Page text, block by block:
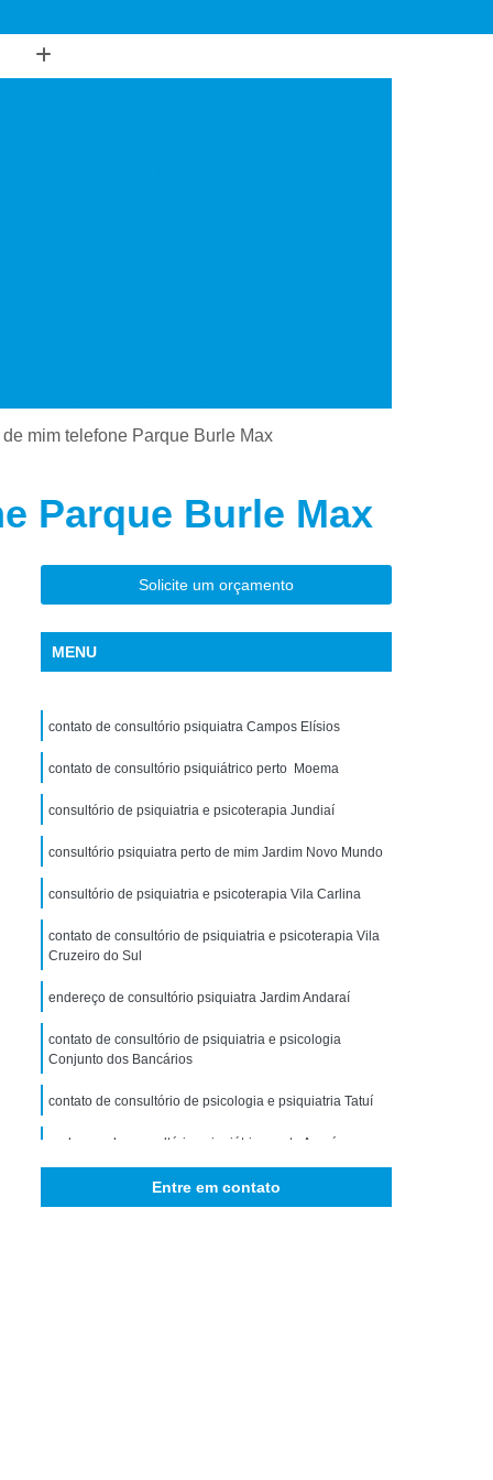
de Uso de Cocaína
de Uso de Drogas Sintéticas
de Uso de álcool
de Uso de Maconha
de Uso de Metanfetamina
de Uso de Substância
de Uso de êxtase
Tratamento Crise de Ansiedade
Tratamento de Ansiedade
Tratamento para Ansiedade e Depressão
Interior de São Paulo
Transtorno de Ansiedade
de Ansiedade Generalizada
para Ansiedade
em Dependência
em Dependência de Drogas
em Dependência de álcool
Psiquiátrica
Comorbidade Drogadicta
em Dependência
em Dependência de álcool
mim telefone Parque Burle Max
Parque Burle Max
Solicite um orçamento
MENU
contato de consultório psiquiatra Campos Elísios
contato de consultório psiquiátrico perto Moema
consultório de psiquiatria e psicoterapia Jundiaí
consultório psiquiatra perto de mim Jardim Novo Mundo
consultório de psiquiatria e psicoterapia Vila Carlina
contato de consultório de psiquiatria e psicoterapia Vila
Cruzeiro do Sul
endereço de consultório psiquiatra Jardim Andaraí
contato de consultório de psiquiatria e psicologia
Conjunto dos Bancários
contato de consultório de psicologia e psiquiatria Tatuí
endereço de consultório psiquiátrico perto Avaré
Entre em contato